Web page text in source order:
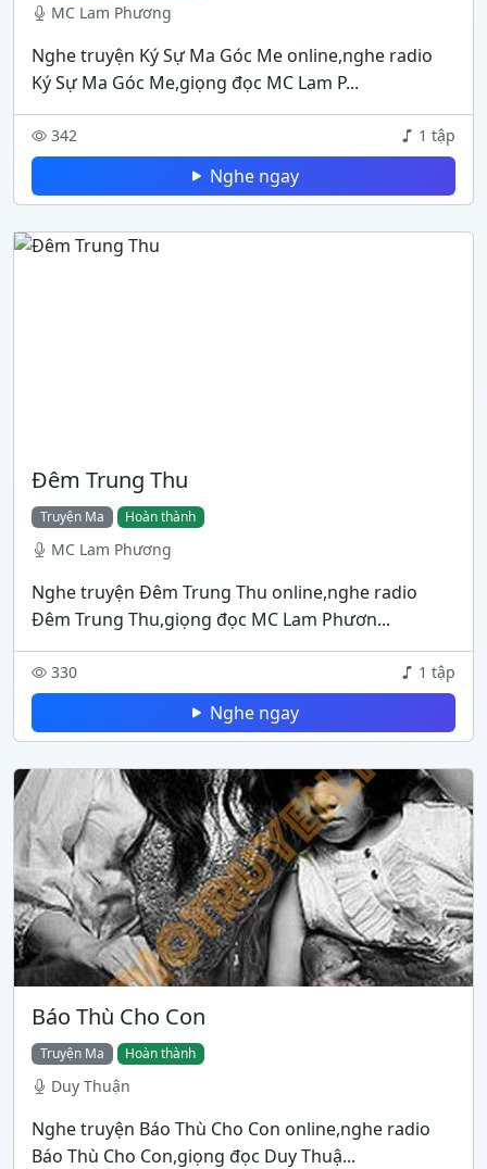
MC Lam Phương
Nghe truyện Ký Sự Ma Góc Me online,nghe radio
Ký Sự Ma Góc Me,giọng đọc MC Lam P...
342 1 tập
Nghe ngay
Đêm Trung Thu
Truyện Ma Hoàn thành
MC Lam Phương
Nghe truyện Đêm Trung Thu online,nghe radio
Đêm Trung Thu,giọng đọc MC Lam Phươn...
330 1 tập
Nghe ngay
Báo Thù Cho Con
Truyện Ma Hoàn thành
Duy Thuận
Nghe truyện Báo Thù Cho Con online,nghe radio
Báo Thù Cho Con,giọng đọc Duy Thuậ...